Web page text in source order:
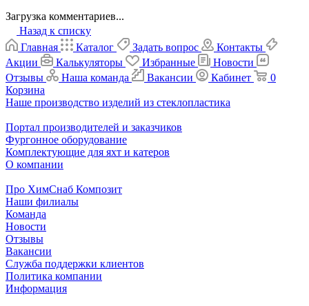
Загрузка комментариев...
Назад к списку
Главная
Каталог Задать вопрос
Контакты
Акции
Калькуляторы Избранные
Новости
Отзывы
Наша команда Вакансии Кабинет
0
Корзина
Наше производство изделий из стеклопластика
Портал производителей и заказчиков
Фургонное оборудование
Комплектующие для яхт и катеров
О компании
Про ХимСнаб Композит
Наши филиалы
Команда
Новости
Отзывы
Вакансии
Служба поддержки клиентов
Политика компании
Информация